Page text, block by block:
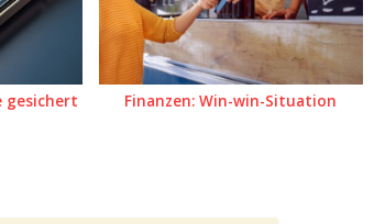
gesichert Finanzen: Win-win-Situation